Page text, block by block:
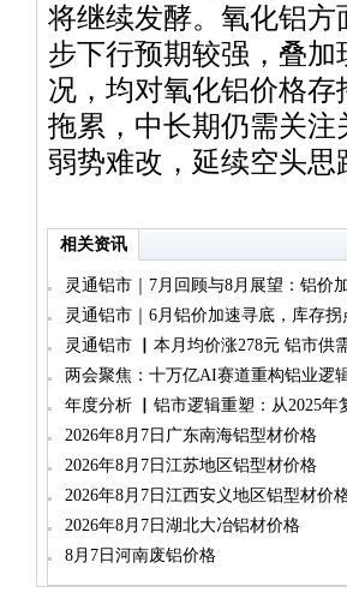
将继续发酵。氧化铝
步下行预期较强，叠
况，均对氧化铝价格
拖累，中长期仍需关
弱势难改，延续空头思
相关资讯
灵通铝市｜7月回顾与8月展望：铝价
库与减产博弈加剧
灵通铝市｜6月铝价加速寻底，库存
坍塌双重承压
灵通铝市 ▏本月均价涨278元 铝市供
两会聚焦：十万亿AI赛道重构铝业逻
利”到“品位跃迁”
年度分析 ▏铝市逻辑重塑：从2025年
运行新主线（铝锭篇）
2026年8月7日广东南海铝型材价格
2026年8月7日江苏地区铝型材价格
2026年8月7日江西安义地区铝型材价
2026年8月7日湖北大冶铝材价格
8月7日河南废铝价格